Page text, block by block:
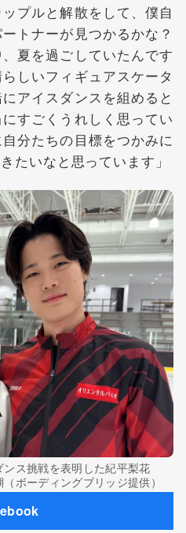
プルと解散をして、僕自
トナーが見つかるかな？
夏を過ごしていたんです
しいフィギュアスケータ
アイスダンスを組めると
すごくうれしく思ってい
分たちの目標をつかみに
たいなと思っています」
ス挑戦を表明した紀平梨花
ボーディングブリッジ提供）